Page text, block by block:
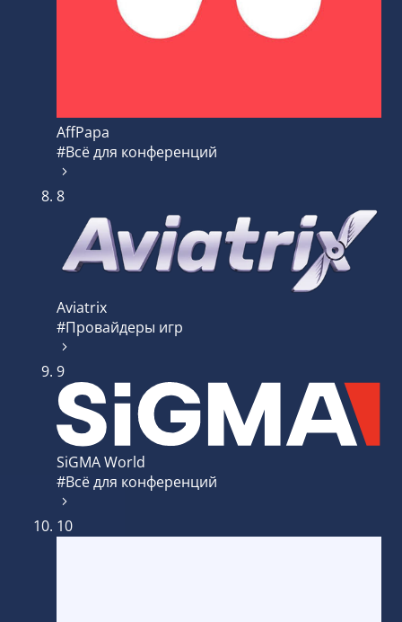
AffPapa
#Всё для конференций
8
Aviatrix
#Провайдеры игр
9
SiGMA World
#Всё для конференций
10